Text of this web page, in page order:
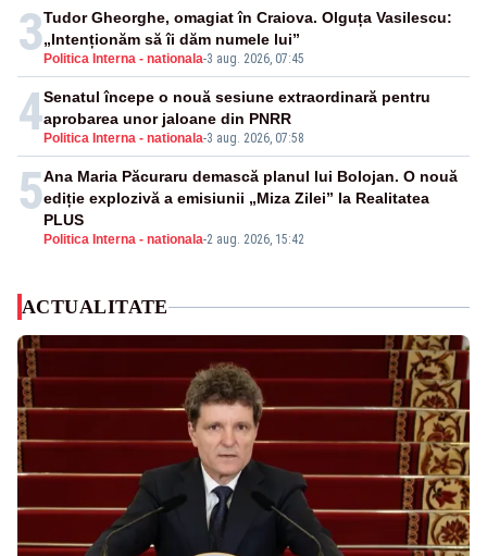
3 Politica Interna - nationala-3 aug. 2026, 07:45
Tudor Gheorghe, omagiat în Craiova. Olguța Vasilescu:
„Intenționăm să îi dăm numele lui”
4 Politica Interna - nationala-3 aug. 2026, 07:58
Senatul începe o nouă sesiune extraordinară pentru
aprobarea unor jaloane din PNRR
5
Politica Interna - nationala-2 aug. 2026, 15:42
Ana Maria Păcuraru demască planul lui Bolojan. O nouă
ediție explozivă a emisiunii „Miza Zilei” la Realitatea
PLUS
ACTUALITATE